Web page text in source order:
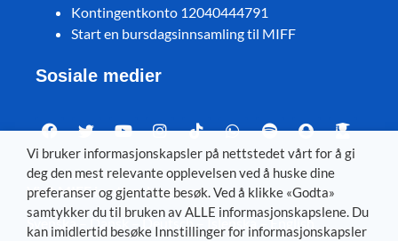
Kontingentkonto 12040444791
Start en bursdagsinnsamling til MIFF
Sosiale medier
Visit MIFF in other languages
Svenska– Dansk–Deutsch–Íslenska–English
Vi bruker informasjonskapsler på nettstedet vårt for å gi
deg den mest relevante opplevelsen ved å huske dine
preferanser og gjentatte besøk. Ved å klikke «Godta»
samtykker du til bruken av ALLE informasjonskapslene. Du
kan imidlertid besøke Innstillinger for informasjonskapsler